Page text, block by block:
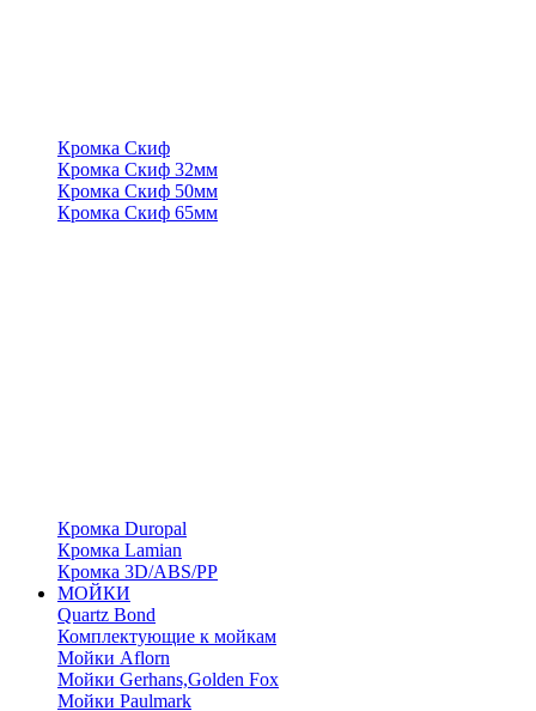
Кромка Скиф
Кромка Скиф 32мм
Кромка Скиф 50мм
Кромка Скиф 65мм
Кромка Duropal
Кромка Lamian
Кромка 3D/ABS/PP
МОЙКИ
Quartz Bond
Комплектующие к мойкам
Мойки Aflorn
Мойки Gerhans,Golden Fox
Мойки Paulmark